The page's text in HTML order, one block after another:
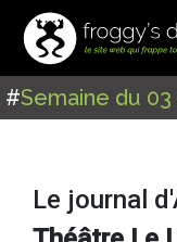
#Semaine du
Le journal